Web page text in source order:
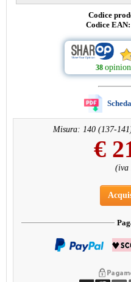
Codice
Codice EAN:
38
Misura: 140 (137-
€
(iva